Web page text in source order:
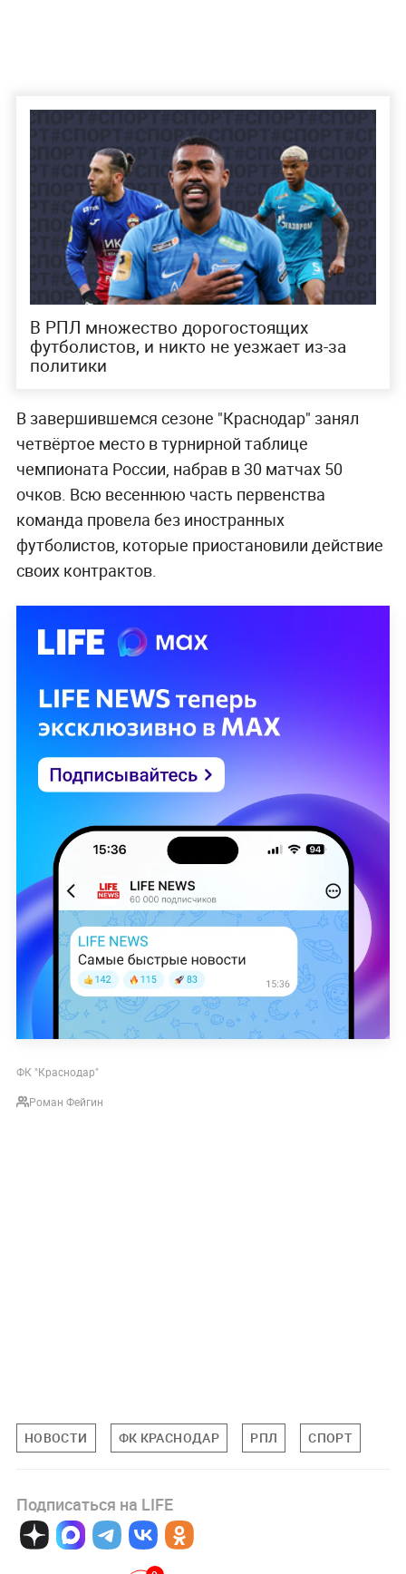
В РПЛ множество дорогостоящих
футболистов, и никто не уезжает из-за
политики
В завершившемся сезоне "Краснодар" занял
четвёртое место в турнирной таблице
чемпионата России, набрав в 30 матчах 50
очков. Всю весеннюю часть первенства
команда провела без иностранных
футболистов, которые приостановили действие
своих контрактов.
ФК "Краснодар"
Роман Фейгин
НОВОСТИ ФК КРАСНОДАР РПЛ СПОРТ
Подписаться на LIFE